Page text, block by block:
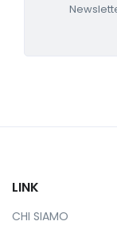
LINK
CHI SIAMO